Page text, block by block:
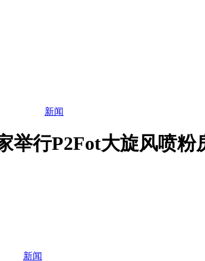
新闻
举行P2Fot大旋风喷粉
新闻